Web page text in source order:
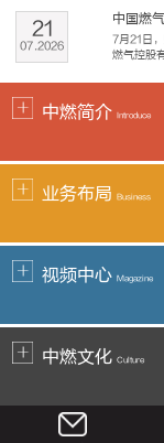
中国燃
7月21日
燃气控股
07.2026
21
中燃简介 Introduce
业务布局 Business
视频中心 Magazine
中燃文化 Culture